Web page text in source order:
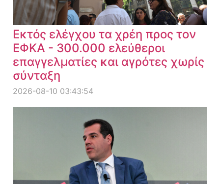
Εκτός ελέγχου τα χρέη προς τον
ΕΦΚΑ - 300.000 ελεύθεροι
επαγγελματίες και αγρότες χωρίς
σύνταξη
2026-08-10 03:43:54